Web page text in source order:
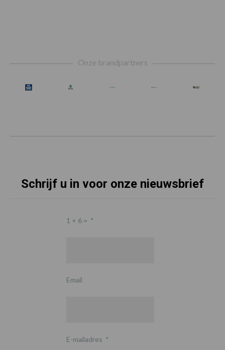
Onze brandpartners
Schrijf u in voor onze nieuwsbrief
1 + 6 = *
Email
E-mailadres *